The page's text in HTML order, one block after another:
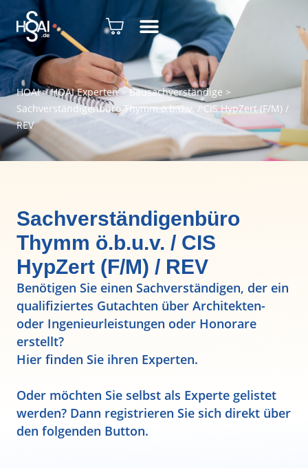
HOAI>HOAI Experten>Bausachverständige >
Sachverständigenbüro Thymm ö.b.u.v. / CIS HypZert (F/M) /
REV
Sachverständigenbüro
Thymm ö.b.u.v. / CIS
HypZert (F/M) / REV
Benötigen Sie einen Sachverständigen, der ein
qualifiziertes Gutachten über Architekten-
oder Ingenieurleistungen oder Honorare
erstellt?
Hier finden Sie ihren Experten.
Oder möchten Sie selbst als Experte gelistet
werden? Dann registrieren Sie sich direkt über
den folgenden Button.